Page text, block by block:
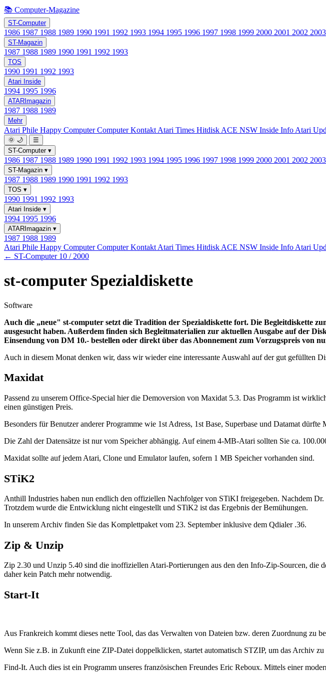
📚 Computer-Magazine
ST-Computer
1986 1987 1988 1989 1990 1991 1992 1993 1994 1995 1996 1997 1998 1999 2000 2001 2002 2003
ST-Magazin
1987 1988 1989 1990 1991 1992 1993
TOS
1990 1991 1992 1993
Atari Inside
1994 1995 1996
ATARImagazin
1987 1988 1989
Mehr
Atari Phile Happy ComputerComputer Kontakt Atari Times Hitdisk ACE NSW Inside Info Atari
🌞 🌙
☰
ST-Computer ▾
1986 1987 1988 1989 1990 1991 1992 1993 1994 1995 1996 1997 1998 1999 2000 2001 2002 2003
ST-Magazin ▾
1987 1988 1989 1990 1991 1992 1993
TOS ▾
1990 1991 1992 1993
Atari Inside ▾
1994 1995 1996
ATARImagazin ▾
1987 1988 1989
Atari Phile Happy ComputerComputer Kontakt Atari Times Hitdisk ACE NSW Inside Info Atari
← ST-Computer 10 / 2000
st-computer Spezialdiskette
Software
Auch die „neue" st-computer setzt die Tradition der Spezialdiskette fort. Die Begleitdiskette
ausgesucht haben. Außerdem finden sich Begleitmaterialien zur aktuellen Ausgabe auf der
Einsendung von DM 10.- bestellen oder direkt über das Abonnement zum Vorzugspreis von
Auch in diesem Monat denken wir, dass wir wieder eine interessante Auswahl auf der gut gefüllten
Maxidat
Passend zu unserem Office-Special hier die Demoversion von Maxidat 5.3. Das Programm ist
einen günstigen Preis.
Besonders für Benutzer anderer Programme wie 1st Adress, 1st Base, Superbase und Datamat
Die Zahl der Datensätze ist nur vom Speicher abhängig. Auf einem 4-MB-Atari sollten Sie ca.
Maxidat sollte auf jedem Atari, Clone und Emulator laufen, sofern 1 MB Speicher vorhanden sind.
STiK2
Anthill Industries haben nun endlich den offiziellen Nachfolger von STiKI freigegeben. Nachdem
Trotzdem wurde die Entwicklung nicht eingestellt und STiK2 ist das Ergebnis der Bemühungen.
In unserem Archiv finden Sie das Komplettpaket vom 23. September inklusive dem Qdialer .36.
Zip & Unzip
Zip 2.30 und Unzip 5.40 sind die inoffiziellen Atari-Portierungen aus den den Info-Zip-Sourcen, die
daher kein Patch mehr notwendig.
Start-It
Aus Frankreich kommt dieses nette Tool, das das Verwalten von Dateien bzw. deren Zuordnung zu
Wenn Sie z.B. in Zukunft eine ZIP-Datei doppelklicken, startet automatisch STZIP, um das Archiv
Find-It. Auch dies ist ein Programm unseres französischen Freundes Eric Reboux. Mittels einer